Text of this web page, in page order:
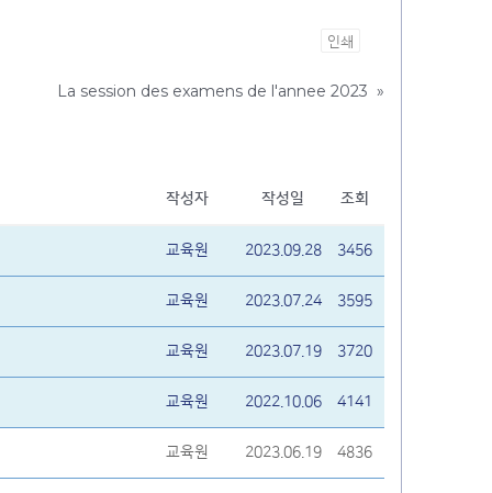
인쇄
La session des examens de l'annee 2023 »
작성자 작성일 조회
교육원 2023.09.28 3456
교육원 2023.07.24 3595
교육원 2023.07.19 3720
교육원 2022.10.06 4141
교육원 2023.06.19 4836